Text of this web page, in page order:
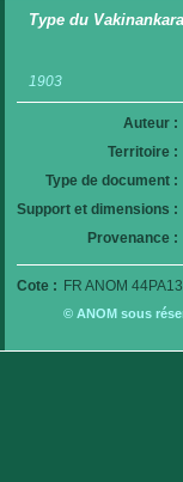
Type du
1903
Auteur :
Territoire :
Type de document :
Support et dimensions :
Provenance :
Cote : FR ANOM
© ANOM sous